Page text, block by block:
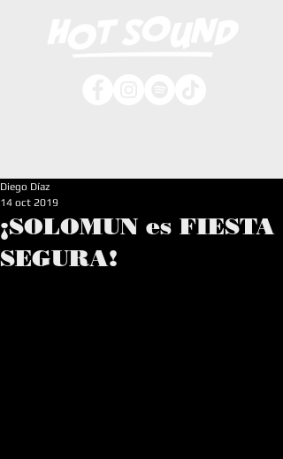
¡SOLOMUN es FIESTA
SEGURA!
Diego Díaz
14 oct 2019